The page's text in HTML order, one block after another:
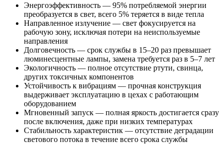
Энергоэффективность — 95% потребляемой энергии
преобразуется в свет, всего 5% теряется в виде тепла
Направленное излучение — свет фокусируется на
рабочую зону, исключая потери на неиспользуемые
направления
Долговечность — срок службы в 15–20 раз превышает
люминесцентные лампы, замена требуется раз в 5–7 лет
Экологичность — полное отсутствие ртути, свинца,
других токсичных компонентов
Устойчивость к вибрациям — прочная конструкция
выдерживает эксплуатацию в цехах с работающим
оборудованием
Мгновенный запуск — полная яркость достигается сразу
после включения, даже при низких температурах
Стабильность характеристик — отсутствие деградации
светового потока в течение всего срока службы